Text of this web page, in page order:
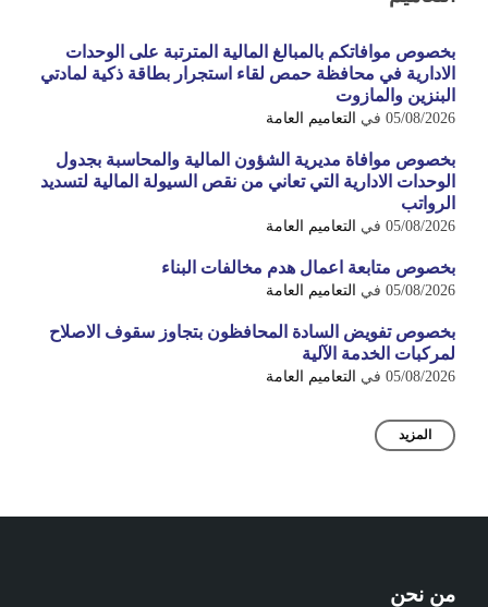
بخصوص موافاتكم بالمبالغ المالية المترتبة على الوحدات
الادارية في محافظة حمص لقاء استجرار بطاقة ذكية لمادتي
البنزين والمازوت
05/08/2026 في التعاميم العامة
بخصوص موافاة مديرية الشؤون المالية والمحاسبة بجدول
الوحدات الادارية التي تعاني من نقص السيولة المالية لتسديد
الرواتب
05/08/2026 في التعاميم العامة
بخصوص متابعة اعمال هدم مخالفات البناء
05/08/2026 في التعاميم العامة
بخصوص تفويض السادة المحافظون بتجاوز سقوف الاصلاح
لمركبات الخدمة الآلية
05/08/2026 في التعاميم العامة
المزيد
من نحن